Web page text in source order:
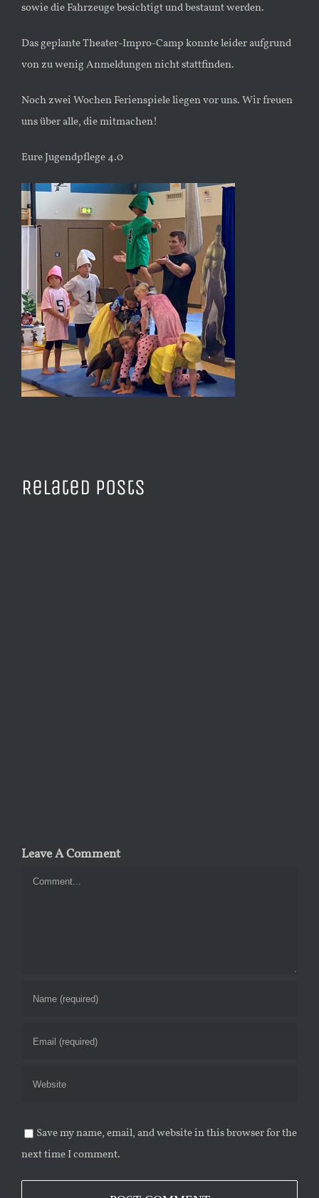
sowie die Fahrzeuge besichtigt und bestaunt werden.
Das geplante Theater-Impro-Camp konnte leider aufgrund
von zu wenig Anmeldungen nicht stattfinden.
Noch zwei Wochen Ferienspiele liegen vor uns. Wir freuen
uns über alle, die mitmachen!
Eure Jugendpflege 4.0
Related Posts
Leave A Comment
Comment
Save my name, email, and website in this browser for the
next time I comment.